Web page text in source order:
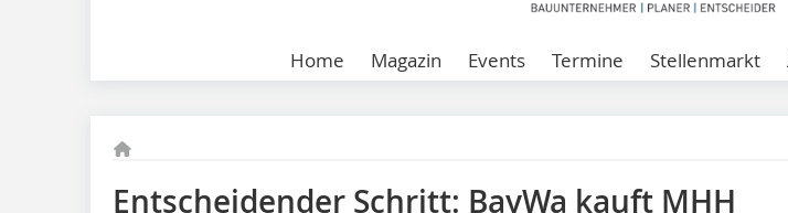
Home Magazin Events Termine Stellenmarkt
Entscheidender Schritt: BayWa kauft MHH